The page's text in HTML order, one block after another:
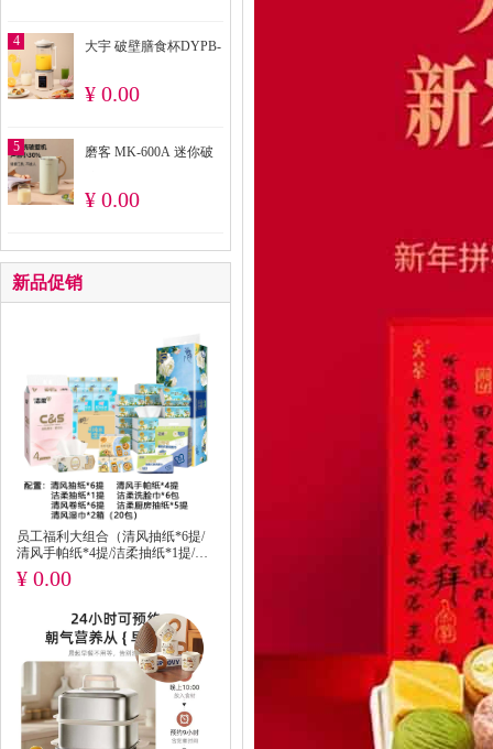
4
大宇 破壁膳食杯DYPB-
¥ 0.00
5
磨客 MK-600A 迷你破
¥ 0.00
新品促销
员工福利大组合（清风抽纸*6提/
清风手帕纸*4提/洁柔抽纸*1提/清
风卷纸*6提/洁柔洗脸巾*6包/洁柔
厨房抽纸*5提/清风湿巾*2箱（20
¥ 0.00